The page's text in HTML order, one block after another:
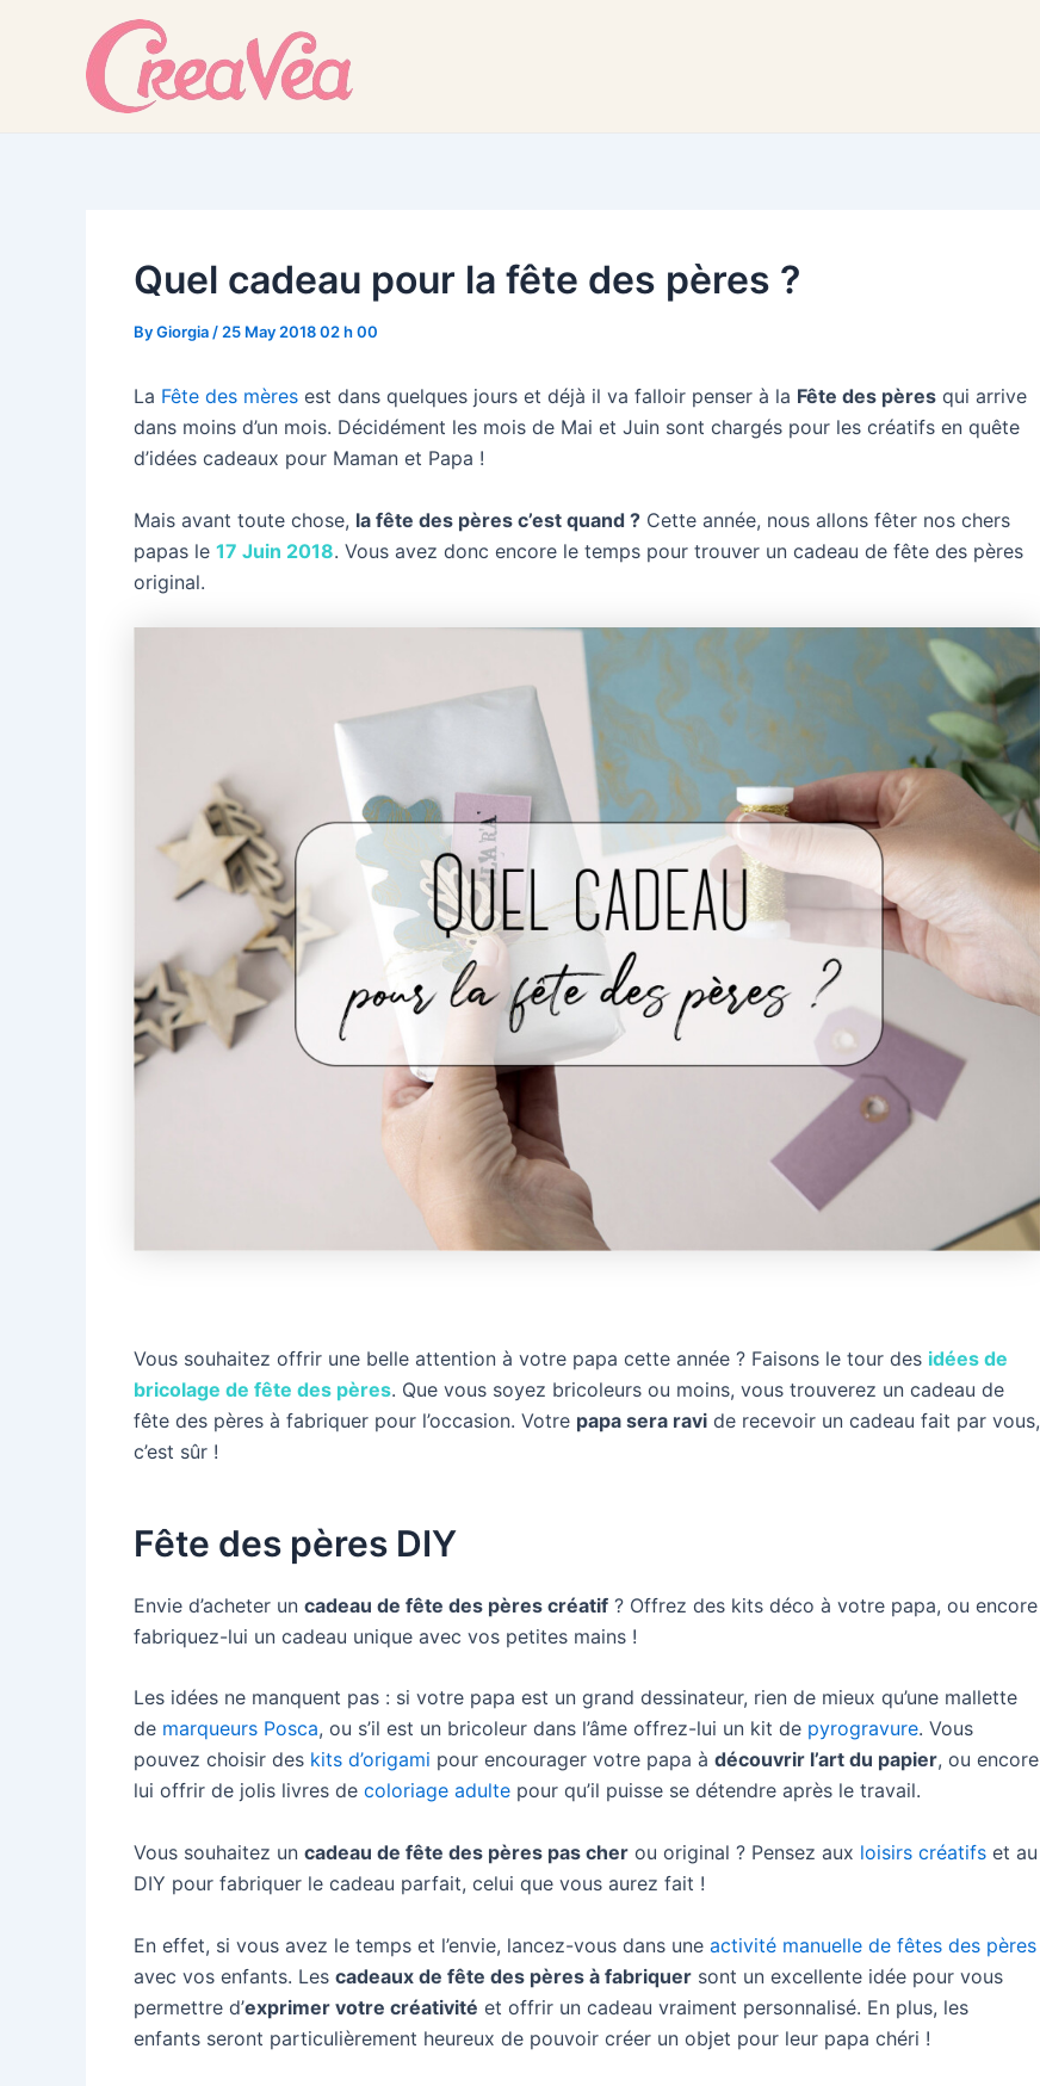
Quel cadeau pour la fête des pères ?
ByGiorgia / 25 May 2018 02 h 00
La Fête des mères est dans quelques jours et déjà il va falloir penser à la Fête des pères qui arrive
dans moins d’un mois. Décidément les mois de Mai et Juin sont chargés pour les créatifs en quête
d’idées cadeaux pour Maman et Papa !
Mais avant toute chose, la fête des pères c’est quand ? Cette année, nous allons fêter nos chers
papas le 17 Juin 2018. Vous avez donc encore le temps pour trouver un cadeau de fête des pères
original.
Vous souhaitez offrir une belle attention à votre papa cette année ? Faisons le tour des idées de
bricolage de fête des pères. Que vous soyez bricoleurs ou moins, vous trouverez un cadeau de
fête des pères à fabriquer pour l’occasion. Votre papa sera ravi de recevoir un cadeau fait par vous,
c’est sûr !
Fête des pères DIY
Envie d’acheter un cadeau de fête des pères créatif ? Offrez des kits déco à votre papa, ou encore
fabriquez-lui un cadeau unique avec vos petites mains !
Les idées ne manquent pas : si votre papa est un grand dessinateur, rien de mieux qu’une mallette
de marqueurs Posca, ou s’il est un bricoleur dans l’âme offrez-lui un kit de pyrogravure. Vous
pouvez choisir des kits d’origami pour encourager votre papa à découvrir l’art du papier, ou encore
lui offrir de jolis livres de coloriage adulte pour qu’il puisse se détendre après le travail.
Vous souhaitez un cadeau de fête des pères pas cher ou original ? Pensez aux loisirs créatifs et au
DIY pour fabriquer le cadeau parfait, celui que vous aurez fait !
En effet, si vous avez le temps et l’envie, lancez-vous dans une activité manuelle de fêtes des pères
avec vos enfants. Les cadeaux de fête des pères à fabriquer sont un excellente idée pour vous
permettre d’exprimer votre créativité et offrir un cadeau vraiment personnalisé. En plus, les
enfants seront particulièrement heureux de pouvoir créer un objet pour leur papa chéri !